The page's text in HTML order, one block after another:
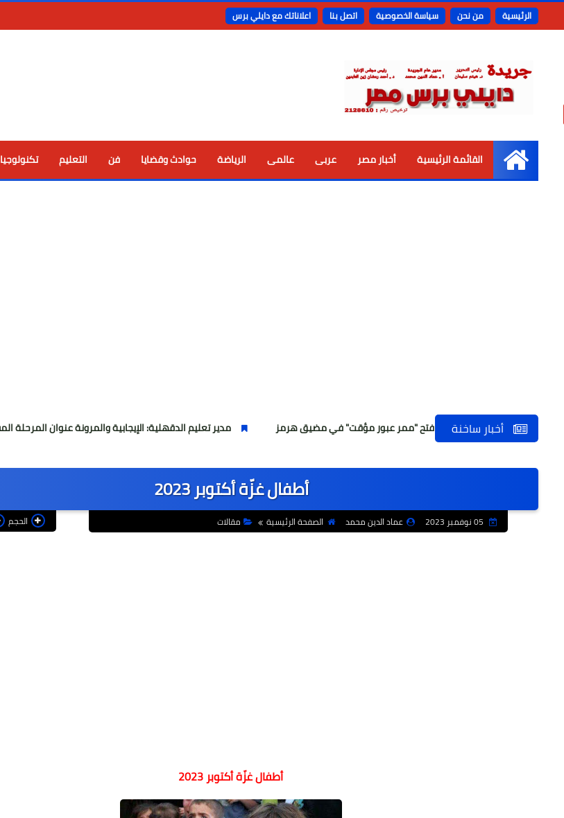
الرئيسية من نحن سياسة الخصوصية اتصل بنا اعلاناتك مع دايلي برس
الرئيسية
القائمة الرئيسية أخبار مصر عربى عالمى الرياضة حوادث وقضايا فن التعليم تكنولوجيا
أخبار ساخنة
إيراني مرتقب حول فتح "ممر عبور مؤقت" في مضيق هرمز مدير تعليم الدقهلية: الإيجابية والمرونة عنوان المرحلة المقبلة
أطفال غزّة أكتوبر 2023
عماد الدين محمد الصفحة الرئيسية مقالات الحجم
أطفال غزّة أكتوبر 2023